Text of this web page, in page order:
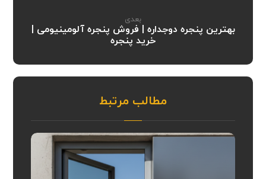
بعدی
بهترین پنجره دوجداره | فروش پنجره آلومینیومی |
خرید پنجره
مطالب مرتبط